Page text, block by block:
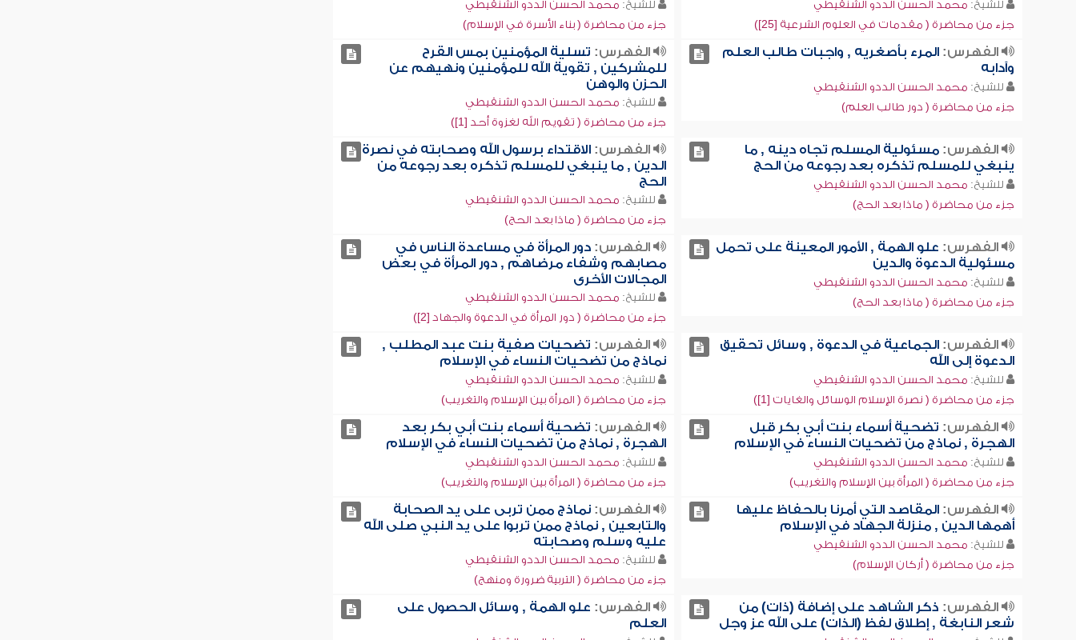
للشيخ: محمد الحسن الددو الشنقيطي
جزء من محاضرة ( مقدمات في العلوم الشرعية [25])
للشيخ: محمد الحسن الددو الشنقيطي
جزء من محاضرة ( بناء الأسرة في الإسلام)
الفهرس:المرء بأصغريه , واجبات طالب العلم
وآدابه
للشيخ: محمد الحسن الددو الشنقيطي
جزء من محاضرة ( دور طالب العلم)
الفهرس: تسلية المؤمنين بمس القرح
للمشركين , تقوية الله للمؤمنين ونهيهم عن
الحزن والوهن
للشيخ: محمد الحسن الددو الشنقيطي
جزء من محاضرة ( تقويم الله لغزوة أحد [1])
الفهرس:مسئولية المسلم تجاه دينه , ما
ينبغي للمسلم تذكره بعد رجوعه من الحج
للشيخ: محمد الحسن الددو الشنقيطي
جزء من محاضرة ( ماذا بعد الحج)
الفهرس: الاقتداء برسول الله وصحابته في نصرة
الدين , ما ينبغي للمسلم تذكره بعد رجوعه من
الحج
للشيخ: محمد الحسن الددو الشنقيطي
جزء من محاضرة ( ماذا بعد الحج)
الفهرس: علو الهمة , الأمور المعينة على تحمل
مسئولية الدعوة والدين
للشيخ: محمد الحسن الددو الشنقيطي
جزء من محاضرة ( ماذا بعد الحج)
الفهرس: دور المرأة في مساعدة الناس في
مصابهم وشفاء مرضاهم , دور المرأة في بعض
المجالات الأخرى
للشيخ: محمد الحسن الددو الشنقيطي
جزء من محاضرة ( دور المرأة في الدعوة والجهاد [2])
الفهرس:الجماعية في الدعوة , وسائل تحقيق
الدعوة إلى الله
للشيخ: محمد الحسن الددو الشنقيطي
جزء من محاضرة ( نصرة الإسلام الوسائل والغايات [1])
الفهرس: تضحيات صفية بنت عبد المطلب ,
نماذج من تضحيات النساء في الإسلام
للشيخ: محمد الحسن الددو الشنقيطي
جزء من محاضرة ( المرأة بين الإسلام والتغريب)
الفهرس: تضحية أسماء بنت أبي بكر قبل
الهجرة , نماذج من تضحيات النساء في الإسلام
للشيخ: محمد الحسن الددو الشنقيطي
جزء من محاضرة ( المرأة بين الإسلام والتغريب)
الفهرس: تضحية أسماء بنت أبي بكر بعد
الهجرة , نماذج من تضحيات النساء في الإسلام
للشيخ: محمد الحسن الددو الشنقيطي
جزء من محاضرة ( المرأة بين الإسلام والتغريب)
الفهرس:المقاصد التي أمرنا بالحفاظ عليها
أهمها الدين , منزلة الجهاد في الإسلام
للشيخ: محمد الحسن الددو الشنقيطي
جزء من محاضرة ( أركان الإسلام)
الفهرس: نماذج ممن تربى على يد الصحابة
والتابعين , نماذج ممن تربوا على يد النبي صلى الله
عليه وسلم وصحابته
للشيخ: محمد الحسن الددو الشنقيطي
جزء من محاضرة ( التربية ضرورة ومنهج)
الفهرس: ذكر الشاهد على إضافة (ذات) من
شعر النابغة , إطلاق لفظ (الذات) على الله عز وجل
الفهرس: علو الهمة , وسائل الحصول على
العلم